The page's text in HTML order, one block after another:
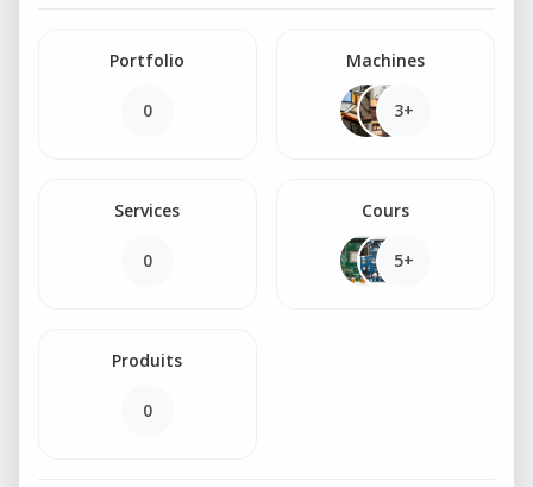
Portfolio
0
Machines
3+
Services
0
Cours
5+
Produits
0